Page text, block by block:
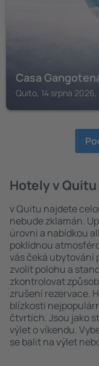
Casa
Quito, 14 srpna 2026,
Hotely v Quitu
v Quitu najdete
nebude zklamán.
úrovni a nabídkou
poklidnou
vás čeká ubytování
zvolit polohu a
zkontrolovat
zrušení rezervace.
blízkosti
čtvrtích. Jsou jako
výlet o víkendu.
se balit na výlet